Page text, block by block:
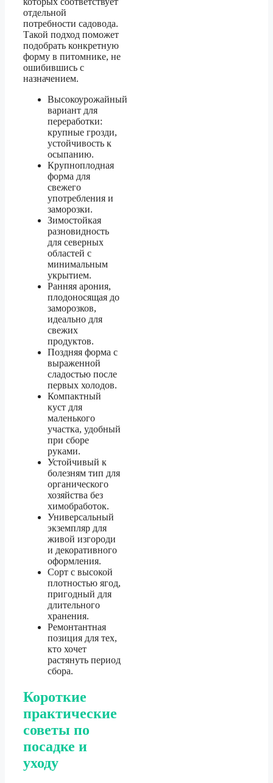
отдельной
потребности садовода.
Такой подход поможет
подобрать конкретную
форму в питомнике, не
ошибившись с
назначением.
Высокоурожайный
вариант для
переработки:
крупные грозди,
устойчивость к
осыпанию.
Крупноплодная
форма для
свежего
употребления и
заморозки.
Зимостойкая
разновидность
для северных
областей с
минимальным
укрытием.
Ранняя арония,
плодоносящая до
заморозков,
идеально для
свежих
продуктов.
Поздняя форма с
выраженной
сладостью после
первых холодов.
Компактный
куст для
маленького
участка, удобный
при сборе
руками.
Устойчивый к
болезням тип для
органического
хозяйства без
химобработок.
Универсальный
экземпляр для
живой изгороди
и декоративного
оформления.
Сорт с высокой
плотностью ягод,
пригодный для
длительного
хранения.
Ремонтантная
позиция для тех,
кто хочет
растянуть период
сбора.
Короткие
практические
советы по
посадке и
уходу